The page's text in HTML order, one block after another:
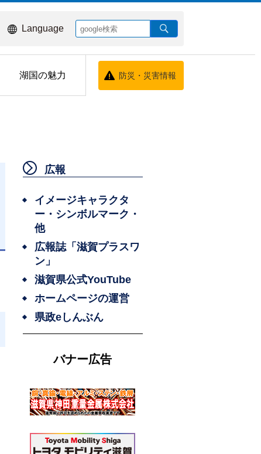
Language
湖国の魅力 防災・災害情報
広報
イメージキャラクタ
ー・シンボルマーク・
他
広報誌「滋賀プラスワ
ン」
滋賀県公式YouTube
ホームページの運営
県政eしんぶん
バナー広告